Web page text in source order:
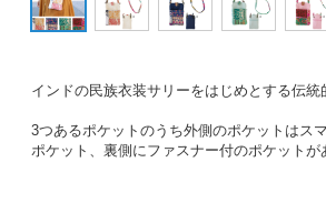
インドの民族衣装サリーをはじめとする伝統
3つあるポケットのうち外側のポケットはス
ポケット、裏側にファスナー付のポケットが